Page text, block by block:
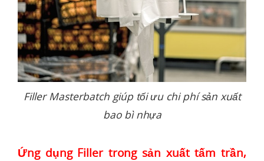
Filler Masterbatch giúp tối ưu chi phí sản xuất
bao bì nhựa
Ứng dụng Filler trong sản xuất tấm trần,